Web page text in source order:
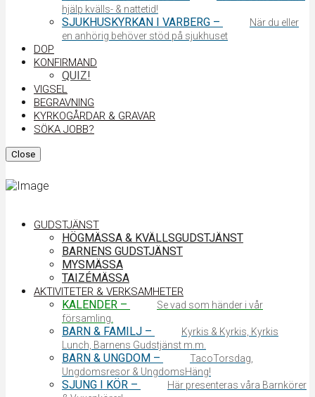
hjälp kvälls- & nattetid!
SJUKHUSKYRKAN I VARBERG –
När du eller
en anhörig behöver stöd på sjukhuset
DOP
KONFIRMAND
QUIZ!
VIGSEL
BEGRAVNING
KYRKOGÅRDAR & GRAVAR
SÖKA JOBB?
Close
GUDSTJÄNST
HÖGMÄSSA & KVÄLLSGUDSTJÄNST
BARNENS GUDSTJÄNST
MYSMÄSSA
TAIZÉMÄSSA
AKTIVITETER & VERKSAMHETER
KALENDER –
Se vad som händer i vår
församling.
BARN & FAMILJ –
Kyrkis & Kyrkis, Kyrkis
Lunch, Barnens Gudstjänst m.m.
BARN & UNGDOM –
TacoTorsdag,
Ungdomsresor & UngdomsHäng!
SJUNG I KÖR –
Här presenteras våra Barnkörer